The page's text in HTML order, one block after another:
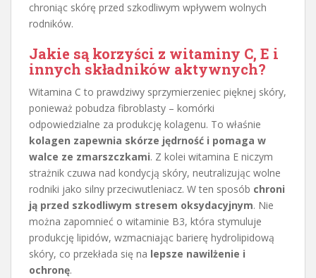
chroniąc skórę przed szkodliwym wpływem wolnych
rodników.
Jakie są korzyści z witaminy C, E i
innych składników aktywnych?
Witamina C to prawdziwy sprzymierzeniec pięknej skóry,
ponieważ pobudza fibroblasty – komórki
odpowiedzialne za produkcję kolagenu. To właśnie
kolagen zapewnia skórze jędrność i pomaga w
walce ze zmarszczkami. Z kolei witamina E niczym
strażnik czuwa nad kondycją skóry, neutralizując wolne
rodniki jako silny przeciwutleniacz. W ten sposób chroni
ją przed szkodliwym stresem oksydacyjnym. Nie
można zapomnieć o witaminie B3, która stymuluje
produkcję lipidów, wzmacniając barierę hydrolipidową
skóry, co przekłada się na lepsze nawilżenie i
ochronę.